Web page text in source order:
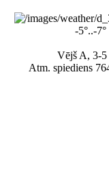
-5°..-7°
Vējš A, 3-5
Atm. spiediens